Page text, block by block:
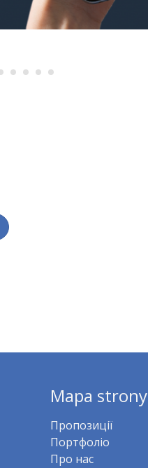
Mapa strony
Пропозиції
Портфоліо
Про нас